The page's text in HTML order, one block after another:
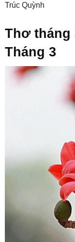
Trúc Quỳnh
Thơ tháng
Tháng 3